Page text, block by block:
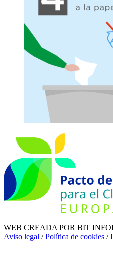
WEB CREADA POR BIT
Aviso legal /Política de cookies /